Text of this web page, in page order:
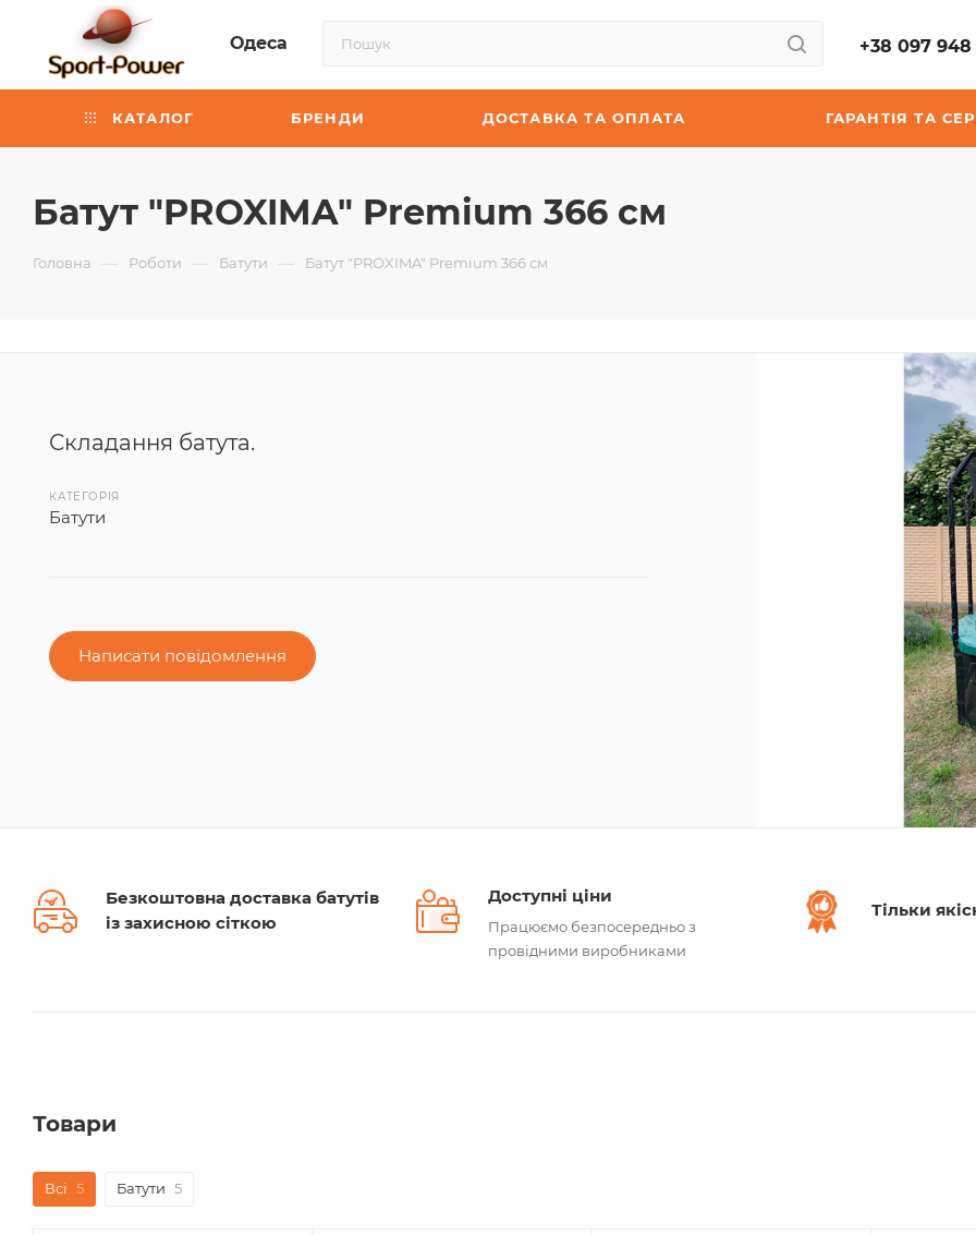
Одеса +38 097 948
КАТАЛОГ БРЕНДИ ДОСТАВКА ТА ОПЛАТА ГАРАНТІЯ ТА
Батут "PROXIMA" Premium 366 см
Головна — Роботи — Батути — Батут "PROXIMA" Premium 366 см
Складання батута.
КАТЕГОРІЯ
Батути
Написати повідомлення
Безкоштовна доставка батутів
із захисною сіткою
Доступні ціни
Працюємо безпосередньо з
провідними виробниками
Тільки
Товари
Всі 5 Батути 5